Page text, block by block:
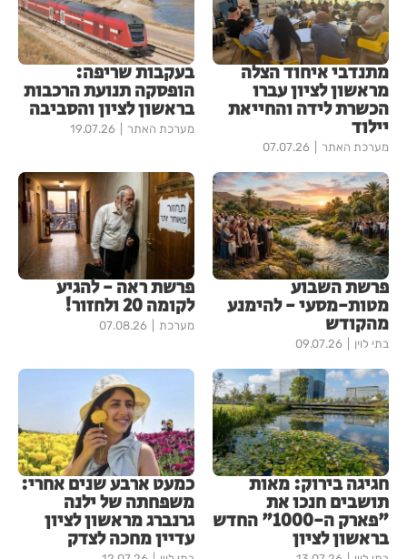
מתנדבי איחוד הצלה
מראשון לציון עברו
הכשרת לידה והחייאת
יילוד
מערכת האתר 07.07.26
בעקבות שריפה:
הופסקה תנועת הרכבות
בראשון לציון והסביבה
מערכת האתר 19.07.26
פרשת השבוע
מטות-מסעי - להימנע
מהקודש
בתי לוין 09.07.26
פרשת ראה - להגיע
לקומה 20 ולחזור!
מערכת 07.08.26
חגיגה בירוק: מאות
תושבים חנכו את
"פארק ה-1000" החדש
בראשון לציון
כמעט ארבע שנים אחרי:
משפחתה של ילנה
גרנברג מראשון לציון
עדיין מחכה לצדק